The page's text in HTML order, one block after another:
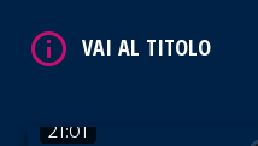
dell'UMG.
21:01